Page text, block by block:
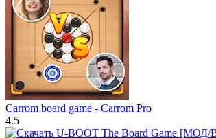
Carrom board game - Carrom Pro
4.5